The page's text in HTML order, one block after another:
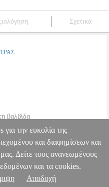
Σχετικά
βαλβίδα
με σάκα
ΤΣΕΠΗΣ B-FLAT PT-
GEWA GEWA ΠΝΕΥΣΤΑ
ΠΝΕΥΣΤΑ ΟΡΧΗΣΤΡΑΣ
ΟΡΧΗΣΤΡΑΣ • Gold brass
για την ευκολία της
και διαφημίσεων και
Δείτε τους ανανεωμένους
και τα cookies.
Αποδοχή